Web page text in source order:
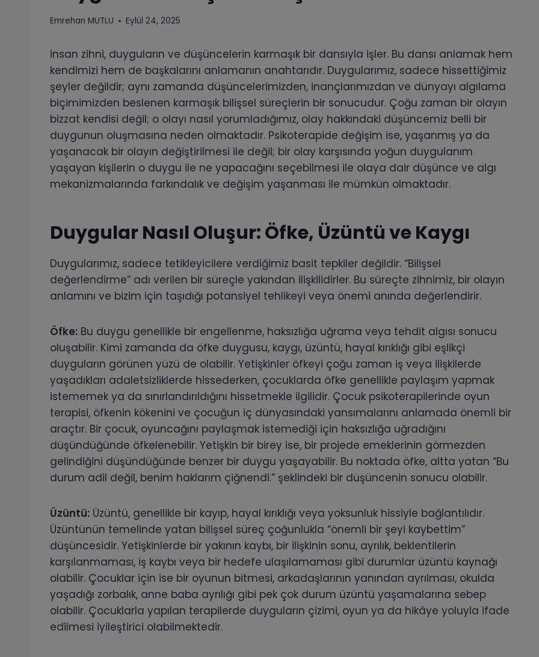
Emrehan MUTLU Eylül 24, 2025
İnsan zihni, duyguların ve düşüncelerin karmaşık bir dansıyla işler. Bu dansı anlamak hem
kendimizi hem de başkalarını anlamanın anahtarıdır. Duygularımız, sadece hissettiğimiz
şeyler değildir; aynı zamanda düşüncelerimizden, inançlarımızdan ve dünyayı algılama
biçimimizden beslenen karmaşık bilişsel süreçlerin bir sonucudur. Çoğu zaman bir olayın
bizzat kendisi değil; o olayı nasıl yorumladığımız, olay hakkındaki düşüncemiz belli bir
duygunun oluşmasına neden olmaktadır. Psikoterapide değişim ise, yaşanmış ya da
yaşanacak bir olayın değiştirilmesi ile değil; bir olay karşısında yoğun duygulanım
yaşayan kişilerin o duygu ile ne yapacağını seçebilmesi ile olaya dair düşünce ve algı
mekanizmalarında farkındalık ve değişim yaşanması ile mümkün olmaktadır.
Duygular Nasıl Oluşur: Öfke, Üzüntü ve Kaygı
Duygularımız, sadece tetikleyicilere verdiğimiz basit tepkiler değildir. “Bilişsel
değerlendirme” adı verilen bir süreçle yakından ilişkilidirler. Bu süreçte zihnimiz, bir olayın
anlamını ve bizim için taşıdığı potansiyel tehlikeyi veya önemi anında değerlendirir.
Öfke: Bu duygu genellikle bir engellenme, haksızlığa uğrama veya tehdit algısı sonucu
oluşabilir. Kimi zamanda da öfke duygusu, kaygı, üzüntü, hayal kırıklığı gibi eşlikçi
duyguların görünen yüzü de olabilir. Yetişkinler öfkeyi çoğu zaman iş veya ilişkilerde
yaşadıkları adaletsizliklerde hissederken, çocuklarda öfke genellikle paylaşım yapmak
istememek ya da sınırlandırıldığını hissetmekle ilgilidir. Çocuk psikoterapilerinde oyun
terapisi, öfkenin kökenini ve çocuğun iç dünyasındaki yansımalarını anlamada önemli bir
araçtır. Bir çocuk, oyuncağını paylaşmak istemediği için haksızlığa uğradığını
düşündüğünde öfkelenebilir. Yetişkin bir birey ise, bir projede emeklerinin görmezden
gelindiğini düşündüğünde benzer bir duygu yaşayabilir. Bu noktada öfke, altta yatan “Bu
durum adil değil, benim haklarım çiğnendi.” şeklindeki bir düşüncenin sonucu olabilir.
Üzüntü: Üzüntü, genellikle bir kayıp, hayal kırıklığı veya yoksunluk hissiyle bağlantılıdır.
Üzüntünün temelinde yatan bilişsel süreç çoğunlukla “önemli bir şeyi kaybettim”
düşüncesidir. Yetişkinlerde bir yakının kaybı, bir ilişkinin sonu, ayrılık, beklentilerin
karşılanmaması, iş kaybı veya bir hedefe ulaşılamaması gibi durumlar üzüntü kaynağı
olabilir. Çocuklar için ise bir oyunun bitmesi, arkadaşlarının yanından ayrılması, okulda
yaşadığı zorbalık, anne baba ayrılığı gibi pek çok durum üzüntü yaşamalarına sebep
olabilir. Çocuklarla yapılan terapilerde duyguların çizimi, oyun ya da hikâye yoluyla ifade
edilmesi iyileştirici olabilmektedir.